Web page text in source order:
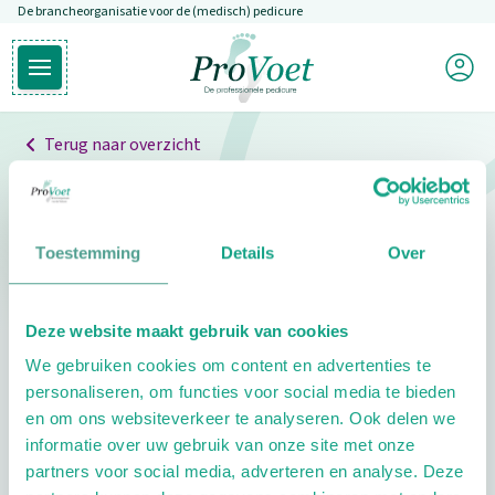
Toestemming Details Over
Deze website maakt gebruik van cookies
We gebruiken cookies om content en advertenties te
personaliseren, om functies voor social media te bieden
en om ons websiteverkeer te analyseren. Ook delen we
informatie over uw gebruik van onze site met onze
partners voor social media, adverteren en analyse. Deze
Overslaan en naar de inhoud gaan
De brancheorganisatie voor de (medisch) pedicure
Open hoofdmenu
Ga naar de homepagina
Mijn
Terug naar overzicht
Professionals
Pedicure niet gevonden
pedicure.